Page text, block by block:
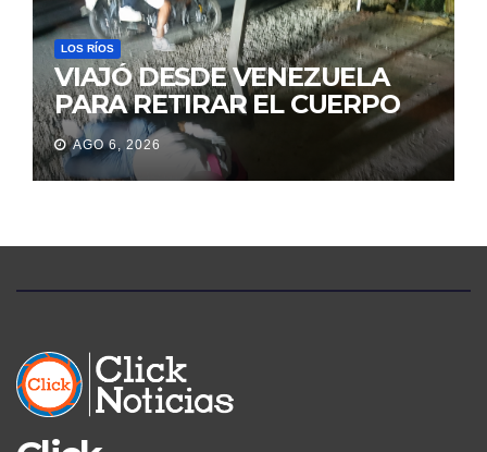
LOS RÍOS
VIAJÓ DESDE VENEZUELA
PARA RETIRAR EL CUERPO
DE SU MARIDO QUE
PERMANECIÓ SEIS DÍAS EN
LA MORGUE
AGO 6, 2026